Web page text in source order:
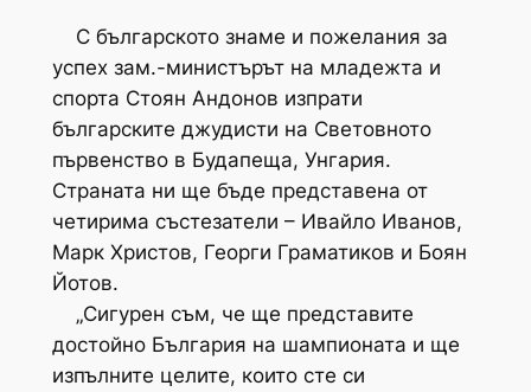
С българското знаме и пожелания за
успех зам.-министърът на младежта и
спорта Стоян Андонов изпрати
българските джудисти на Световното
първенство в Будапеща, Унгария.
Страната ни ще бъде представена от
четирима състезатели – Ивайло Иванов,
Марк Христов, Георги Граматиков и Боян
Йотов.
„Сигурен съм, че ще представите
достойно България на шампионата и ще
изпълните целите, които сте си